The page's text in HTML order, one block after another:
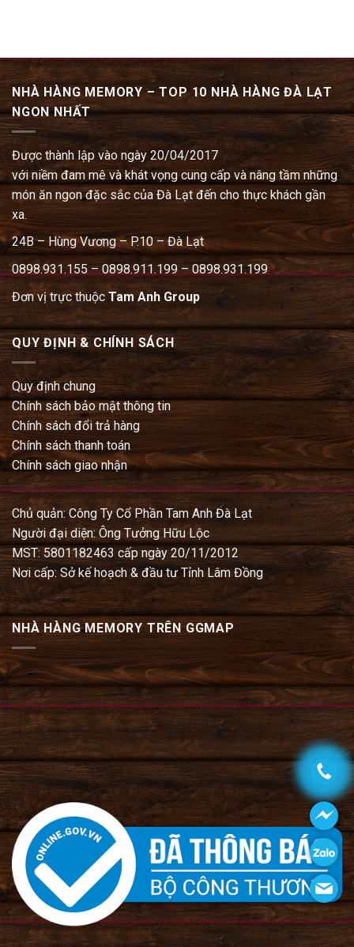
NHÀ HÀNG MEMORY – TOP 10 NHÀ HÀNG ĐÀ LẠT
NGON NHẤT
Được thành lập vào ngày 20/04/2017
với niềm đam mê và khát vọng cung cấp và nâng tầm những
món ăn ngon đặc sắc của Đà Lạt đến cho thực khách gần
xa.
24B – Hùng Vương – P.10 – Đà Lạt
0898.931.155 – 0898.911.199 – 0898.931.199
Đơn vị trực thuộcTam Anh Group
QUY ĐỊNH & CHÍNH SÁCH
Quy định chung
Chính sách bảo mật thông tin
Chính sách đổi trả hàng
Chính sách thanh toán
Chính sách giao nhận
Chủ quản: Công Ty Cổ Phần Tam Anh Đà Lạt
Người đại diện: Ông Tưởng Hữu Lộc
MST: 5801182463 cấp ngày 20/11/2012
Nơi cấp: Sở kế hoạch & đầu tư Tỉnh Lâm Đồng
NHÀ HÀNG MEMORY TRÊN GGMAP